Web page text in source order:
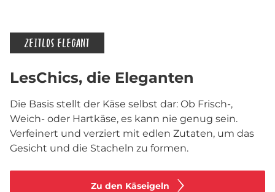
ZEITLOS ELEGANT
LesChics, die Eleganten
Die Basis stellt der Käse selbst dar: Ob Frisch-,
Weich- oder Hartkäse, es kann nie genug sein.
Verfeinert und verziert mit edlen Zutaten, um das
Gesicht und die Stacheln zu formen.
Zu den Käseigeln